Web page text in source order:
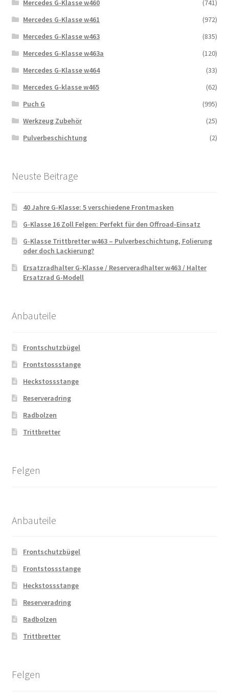
Mercedes G-Klasse w460
(741)
Mercedes G-Klasse w461
(972)
Mercedes G-Klasse w463
(835)
Mercedes G-Klasse w463a
(120)
Mercedes G-Klasse w464
(33)
Mercedes G-klasse w465
(62)
Puch G
(995)
Werkzeug Zubehör
(25)
Pulverbeschichtung
(2)
Neuste Beitrage
40 Jahre G-Klasse: 5 verschiedene Frontmasken
G-Klasse 16 Zoll Felgen: Perfekt für den Offroad-Einsatz
G-Klasse Trittbretter w463 – Pulverbeschichtung, Folierung
oder doch Lackierung?
Ersatzradhalter G-Klasse / Reserveradhalter w463 / Halter
Ersatzrad G-Modell
Anbauteile
Frontschutzbügel
Frontstossstange
Heckstossstange
Reserveradring
Radbolzen
Trittbretter
Felgen
Anbauteile
Frontschutzbügel
Frontstossstange
Heckstossstange
Reserveradring
Radbolzen
Trittbretter
Felgen